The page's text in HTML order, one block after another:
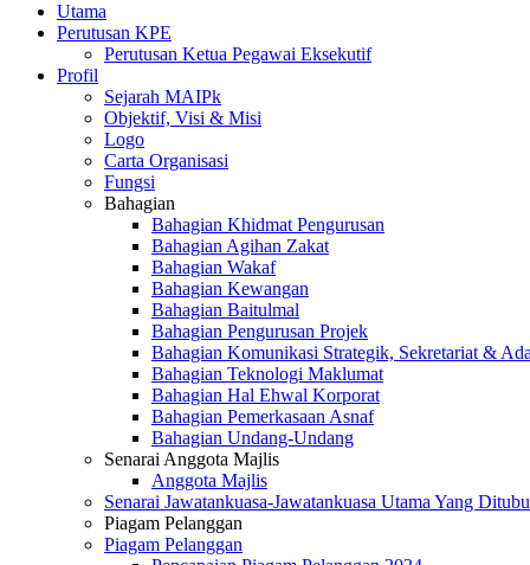
Utama
Perutusan KPE
Perutusan Ketua Pegawai Eksekutif
Profil
Sejarah MAIPk
Objektif, Visi & Misi
Logo
Carta Organisasi
Fungsi
Bahagian
Bahagian Khidmat Pengurusan
Bahagian Agihan Zakat
Bahagian Wakaf
Bahagian Kewangan
Bahagian Baitulmal
Bahagian Pengurusan Projek
Bahagian Komunikasi Strategik, Sekretariat &
Bahagian Teknologi Maklumat
Bahagian Hal Ehwal Korporat
Bahagian Pemerkasaan Asnaf
Bahagian Undang-Undang
Senarai Anggota Majlis
Anggota Majlis
Senarai Jawatankuasa-Jawatankuasa Utama Yang
Piagam Pelanggan
Piagam Pelanggan